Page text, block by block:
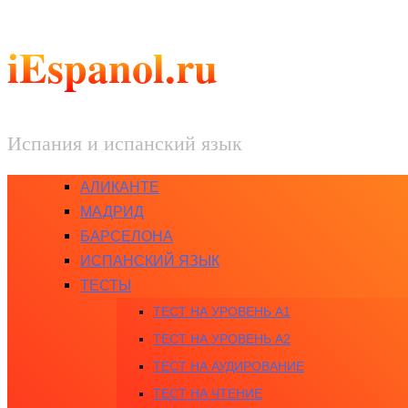
iEspanol.ru
Испания и испанский язык
АЛИКАНТЕ
МАДРИД
БАРСЕЛОНА
ИСПАНСКИЙ ЯЗЫК
ТЕСТЫ
ТЕСТ НА УРОВЕНЬ A1
ТЕСТ НА УРОВЕНЬ A2
ТЕСТ НА АУДИРОВАНИЕ
ТЕСТ НА ЧТЕНИЕ